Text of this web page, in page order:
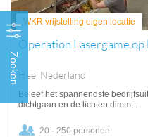
Zoeken
WKR vrijstelling eigen locatie
Operation Lasergame op
Heel Nederland
Beleef het spannendste
dichtgaan en de lichten dimm...
20 - 250 personen